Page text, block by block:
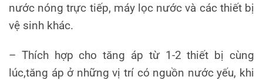
nước nóng trực tiếp, máy lọc nước và các thiết bị
vệ sinh khác.
– Thích hợp cho tăng áp từ 1-2 thiết bị cùng
lúc,tăng áp ở những vị trí có nguồn nước yếu, khi